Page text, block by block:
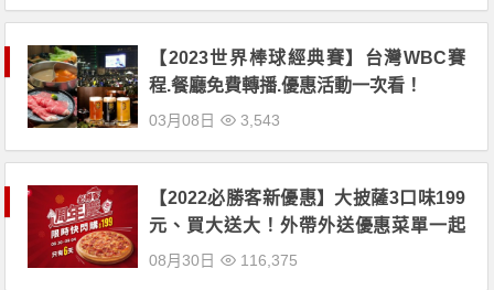
【2023世界棒球經典賽】台灣WBC賽
程.餐廳免費轉播.優惠活動一次看！
03月08日 3,543
【2022必勝客新優惠】大披薩3口味199
元、買大送大！外帶外送優惠菜單一起
看
08月30日 116,375